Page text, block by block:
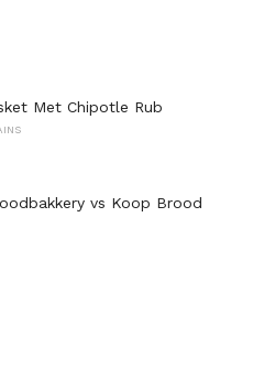
Met Chipotle Rub
vs Koop Brood